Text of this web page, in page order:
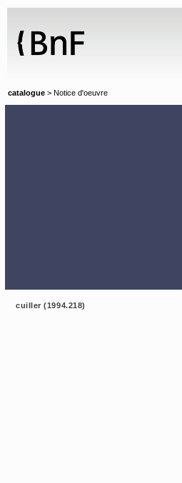
catalogue > Notice d'oeuvre
cuiller (1994.218)